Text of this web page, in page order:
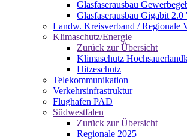
Glasfaserausbau
Glasfaserausbau Gigabit
Landw. Kreisverband / Regionale
Klimaschutz/Energie
Zurück zur Übersicht
Klimaschutz
Hitzeschutz
Telekommunikation
Verkehrsinfrastruktur
Flughafen PAD
Südwestfalen
Zurück zur Übersicht
Regionale 2025